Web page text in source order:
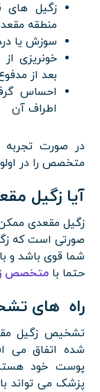
زگیل های
منطقه مقعد
سوزش یا
خونریزی
بعد از
احساس
اطراف آن
در صورت تجربه
متخصص را در
آیا زگیل
زگیل مقعدی
صورتی است که
شما قوی باشد و
حتما بامتخصص
راه های
تشخیص زگیل
شده اتفاق می
پوست خود
پزشک می تواند